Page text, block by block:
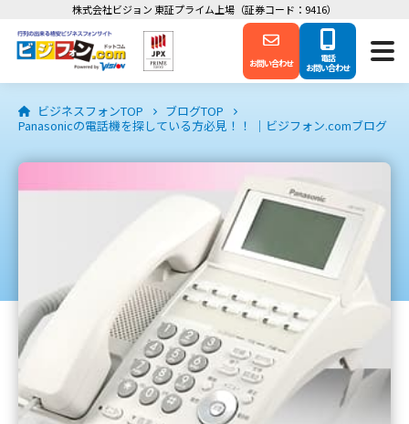
株式会社ビジョン 東証プライム上場（証券コード：9416）
お問い合わせ 電話
お問い合わせ
ビジネスフォンTOP
ブログTOP
Panasonicの電話機を探している方必見！！ ｜ビジフォン.comブログ